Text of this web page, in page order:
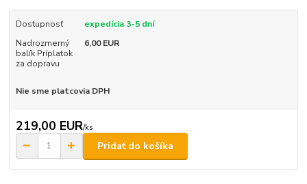
Dostupnosť
expedícia 3-5 dní
Nadrozmerný
balík Príplatok
za dopravu
6,00 EUR
Nie sme platcovia DPH
219,00 EUR/ks
Pridať do košíka